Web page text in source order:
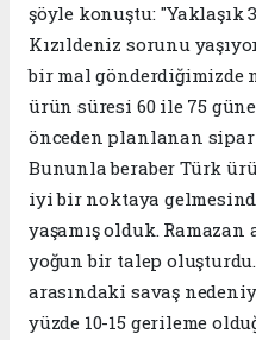
şöyle konuştu: "Yaklaşık
Kızıldeniz sorunu
bir mal gönderdiğimizde
ürün süresi 60 ile 75
önceden planlanan
Bununla beraber Türk
iyi bir noktaya
yaşamış olduk.
yoğun bir talep
arasındaki savaş
yüzde 10-15 gerileme